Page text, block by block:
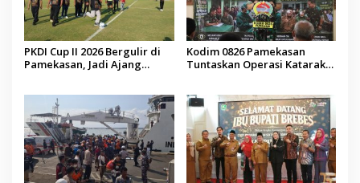
PKDI Cup II 2026 Bergulir di
Pamekasan, Jadi Ajang
Kodim 0826 Pamekasan
Tuntaskan Operasi Katarak